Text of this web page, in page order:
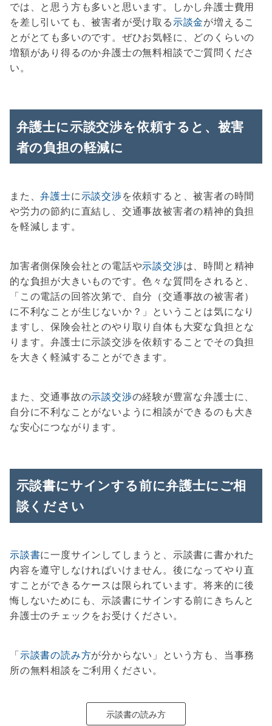
では、と思う方も多いと思います。しかし弁護士費用
を差し引いても、被害者が受け取る示談金が増えるこ
とがとても多いのです。ぜひお気軽に、どのくらいの
増額があり得るのか弁護士の無料相談でご質問くださ
い。
弁護士に示談交渉を依頼すると、被害
者の負担の軽減に
また、弁護士に 示談交渉を依頼すると、被害者の時間
や労力の節約に直結し、交通事故被害者の精神的負担
を軽減します。
加害者側保険会社との電話や示談交渉は、時間と精神
的な負担が大きいものです。色々な質問をされると、
「この電話の回答次第で、自分（交通事故の被害者）
に不利なことが生じないか？」ということは気になり
ますし、保険会社とのやり取り自体も大変な負担とな
ります。弁護士に示談交渉を依頼することでその負担
を大きく軽減することができます。
また、交通事故の示談交渉の経験が豊富な弁護士に、
自分に不利なことがないように相談ができるのも大き
な安心につながります。
示談書にサインする前に弁護士にご相
談ください
示談書に一度サインしてしまうと、示談書に書かれた
内容を遵守しなければいけません。後になってやり直
すことができるケースは限られています。将来的に後
悔しないためにも、示談書にサインする前にきちんと
弁護士のチェックをお受けください。
「示談書の読み方が分からない」という方も、当事務
所の無料相談をご利用ください。
示談書の読み方